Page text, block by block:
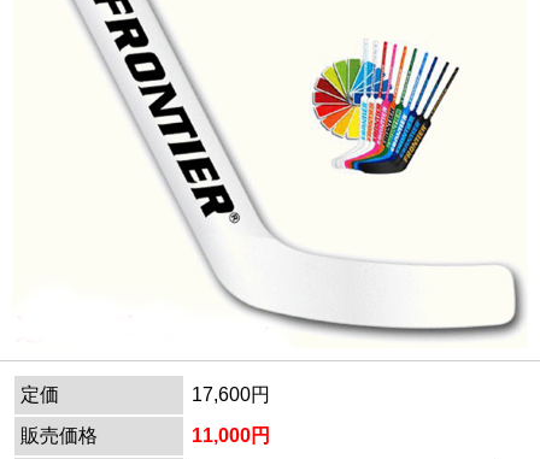
定価
17,600円
販売価格
11,000円